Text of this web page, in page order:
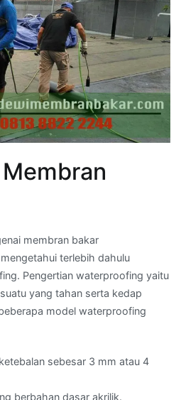
membran bakar
terlebih dahulu
Pengertian waterproofing yaitu
yang tahan serta kedap
model waterproofing
sebesar 3 mm atau 4
berbahan dasar akrilik.